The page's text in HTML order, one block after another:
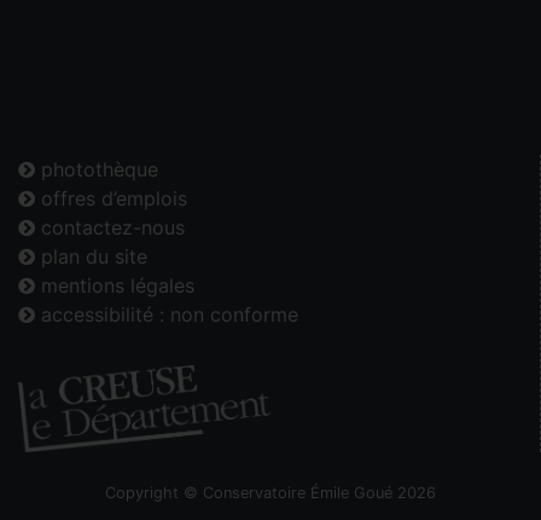
photothèque
offres d’emplois
contactez-nous
plan du site
mentions légales
accessibilité : non conforme
Copyright © Conservatoire Émile Goué 2026